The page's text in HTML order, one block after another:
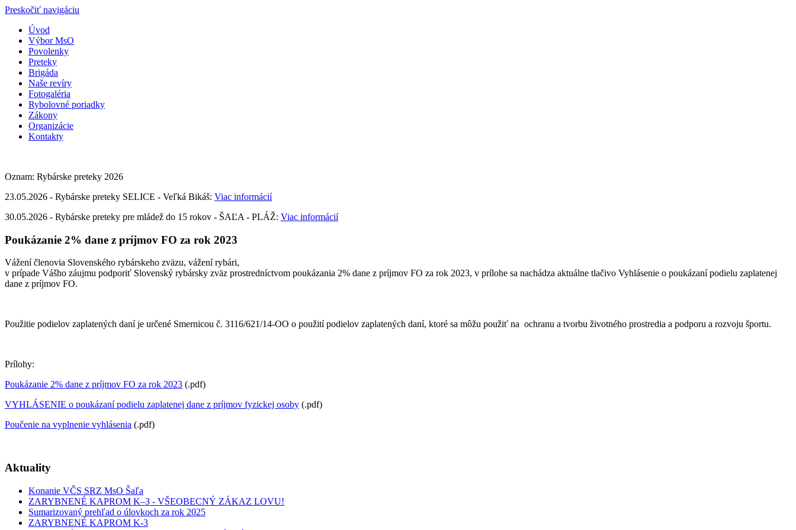
Preskočiť navigáciu
Úvod
Výbor MsO
Povolenky
Preteky
Brigáda
Naše revíry
Fotogaléria
Rybolovné poriadky
Zákony
Organizácie
Kontakty
Oznam: Rybárske preteky 2026
23.05.2026 - Rybárske preteky SELICE - Veľká Bikáš: Viac informácií
30.05.2026 - Rybárske preteky pre mládež do 15 rokov - ŠAĽA - PLÁŽ: Viac informácií
Poukázanie 2% dane z príjmov FO za rok 2023
Vážení členovia Slovenského rybárskeho zväzu, vážení rybári,
v prípade Vášho záujmu podporiť Slovenský rybársky zväz prostredníctvom poukázania 2% dane z príjmov FO za rok 2023, v prílohe sa nachádza aktuálne tlačivo Vyhlásenie o poukázaní podielu zaplatenej
dane z príjmov FO.
Použitie podielov zaplatených daní je určené Smernicou č. 3116/621/14-OO o použití podielov zaplatených daní, ktoré sa môžu použiť na ochranu a tvorbu životného prostredia a podporu a rozvoju športu.
Prílohy:
Poukázanie 2% dane z príjmov FO za rok 2023 (.pdf)
VYHLÁSENIE o poukázaní podielu zaplatenej dane z príjmov fyzickej osoby (.pdf)
Poučenie na vyplnenie vyhlásenia (.pdf)
Aktuality
Konanie VČS SRZ MsO Šaľa
ZARYBNENÉ KAPROM K–3 - VŠEOBECNÝ ZÁKAZ LOVU!
Sumarizovaný prehľad o úlovkoch za rok 2025
ZARYBNENÉ KAPROM K-3